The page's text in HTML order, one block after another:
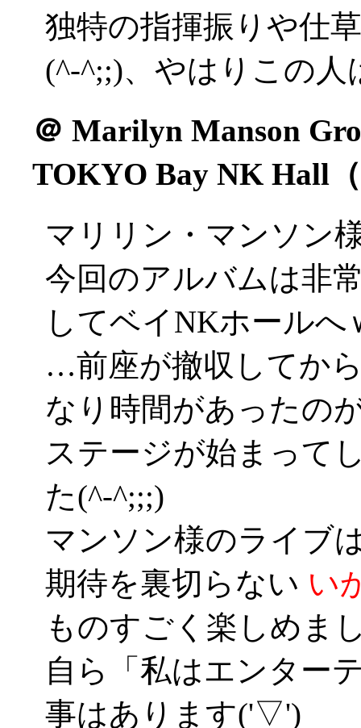
独特の指揮振りや仕
(^-^;;)、やはりこの人
＠ Marilyn Manson
TOKYO Bay NK Hall
マリリン・マンソン
今回のアルバムは非
してベイNKホールへ
…前座が撤収してか
なり時間があったの
ステージが始まって
た(^-^;;;)
マンソン様のライブ
期待を裏切らない い
ものすごく楽しめま
自ら「私はエンター
事はあります('▽')